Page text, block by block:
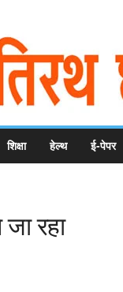
शिक्षा हेल्थ ई-पेपर
रहा